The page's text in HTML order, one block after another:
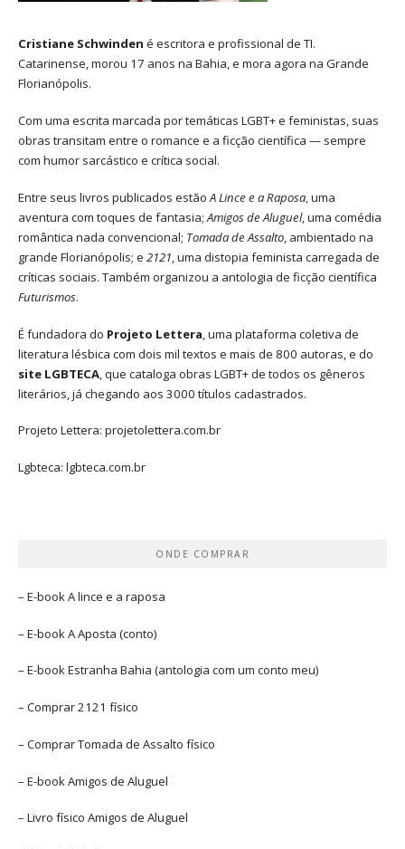
Cristiane Schwinden é escritora e profissional de TI.
Catarinense, morou 17 anos na Bahia, e mora agora na Grande
Florianópolis.
Com uma escrita marcada por temáticas LGBT+ e feministas, suas
obras transitam entre o romance e a ficção científica — sempre
com humor sarcástico e crítica social.
Entre seus livros publicados estãoA Lince e a Raposa, uma
aventura com toques de fantasia;Amigos de Aluguel, uma comédia
romântica nada convencional; Tomada de Assalto, ambientado na
grande Florianópolis; e 2121, uma distopia feminista carregada de
críticas sociais. Também organizou a antologia de ficção científica
Futurismos.
É fundadora do Projeto Lettera , uma plataforma coletiva de
literatura lésbica com dois mil textos e mais de 800 autoras, e do
site LGBTECA , que cataloga obras LGBT+ de todos os gêneros
literários, já chegando aos 3000 títulos cadastrados.
Projeto Lettera: projetolettera.com.br
Lgbteca: lgbteca.com.br
ONDE COMPRAR
– E-bookA lince e a raposa
– E-bookA Aposta (conto)
– E-bookEstranha Bahia (antologia com um conto meu)
– Comprar2121 físico
– ComprarTomada de Assalto físico
– E-bookAmigos de Aluguel
– Livro físico Amigos de Aluguel